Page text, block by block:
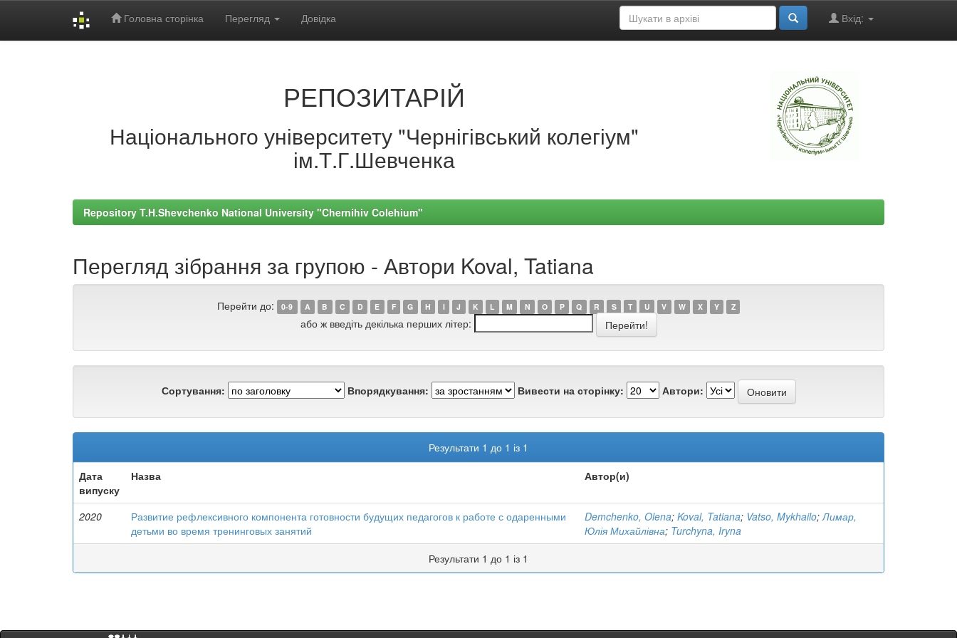
Головна сторінка Перегляд Довідка Вхід:
РЕПОЗИТАРІЙ
Національного університету "Чернігівський колегіум"
ім.Т.Г.Шевченка
Repository T.H.Shevchenko National University "Chernihiv Colehium"
Перегляд зібрання за групою - Автори Koval, Tatiana
Перейти до: 0-9 A B C D E F G H I J K L M N O P Q R S T U V W X Y Z
або ж введіть декілька перших літер:
Сортування: Впорядкування: Вивести на сторінку: Автори:
Результати 1 до 1 із 1
Дата
випуску
Назва Автор(и)
2020
Развитие рефлексивного компонента готовности будущих педагогов к работе с одаренными
детьми во время тренинговых занятий
Demchenko, Olena; Koval, Tatiana; Vatso, Mykhailo;Лимар,
Юлія Михайлівна; Turchyna, Iryna
Результати 1 до 1 із 1